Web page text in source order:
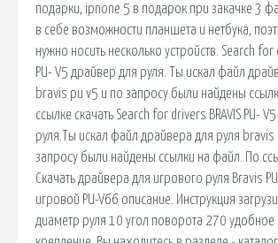
подарки, ipnone 5 в подарок при закачке 3
в себе возможности планшета и нетбука,
нужно носить несколько устройств. Search for
PU- V5 драйвер для руля. Ты искал файл
bravis pu v5 и по запросу были найдены
ссылке скачать Search for drivers BRAVIS PU-
руля.Ты искал файл драйвера для руля bravis
запросу были найдены ссылки на файл. По
Скачать драйвера для игрового руля Bravis
игровой PU-V66 описание. Инструкция
диаметр руля 10 угол поворота 270